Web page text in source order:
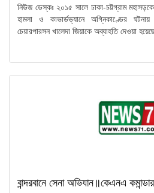
নিউজ ডেস্কঃ ২০১৫ সালে ঢাকা-চট্টগ্রাম
হামলা ও কাভার্ডভ্যানে অগ্নিকাণ্ডের
চেয়ারপারসন খালেদা জিয়াকে অব্যাহতি দেওয়া
বান্দরবানে সেনা অভিযান॥কেএনএ